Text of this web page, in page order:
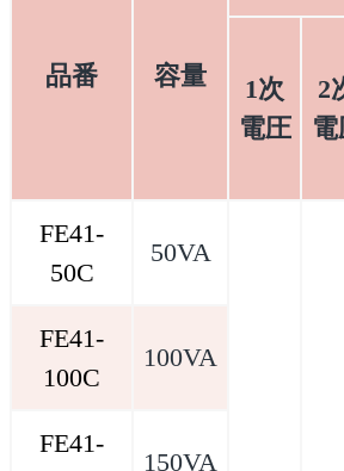
品番 容量
1次
電圧
2
FE41-
50C
50VA
FE41-
100C
100VA
FE41-
150VA